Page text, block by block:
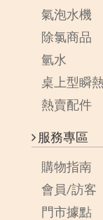
氣泡水機
除氯商品
氫水
桌上型瞬
熱賣配件
服務專區
購物指南
會員/訪客
門市據點